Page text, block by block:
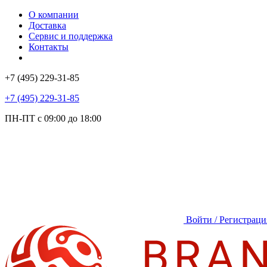
О компании
Доставка
Сервис и поддержка
Контакты
+7 (495) 229-31-85
+7 (495) 229-31-85
ПН-ПТ с 09:00 до 18:00
Войти /